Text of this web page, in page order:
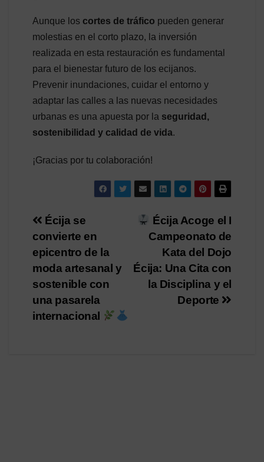
Aunque los cortes de tráfico pueden generar
molestias en el corto plazo, la inversión
realizada en esta restauración es fundamental
para el bienestar futuro de los ecijanos.
Prevenir inundaciones, cuidar el entorno y
adaptar las calles a las nuevas necesidades
urbanas es una apuesta por la seguridad,
sostenibilidad y calidad de vida.
¡Gracias por tu colaboración!
Navegación
de
entradas
Écija Acoge el I
Campeonato de
Kata del Dojo
Écija: Una Cita con
la Disciplina y el
Deporte
Écija se
convierte en
epicentro de la
moda artesanal y
sostenible con
una pasarela
internacional